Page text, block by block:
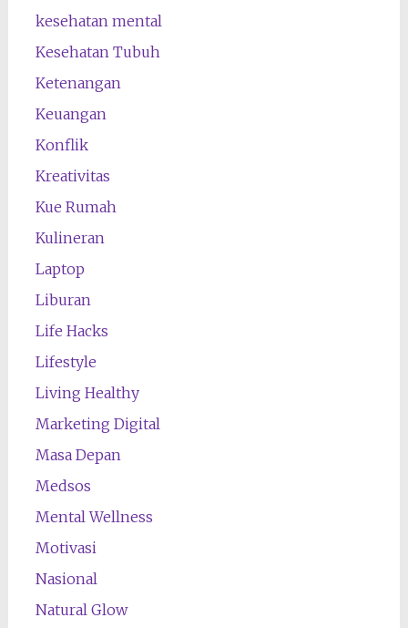
kesehatan mental
Kesehatan Tubuh
Ketenangan
Keuangan
Konflik
Kreativitas
Kue Rumah
Kulineran
Laptop
Liburan
Life Hacks
Lifestyle
Living Healthy
Marketing Digital
Masa Depan
Medsos
Mental Wellness
Motivasi
Nasional
Natural Glow